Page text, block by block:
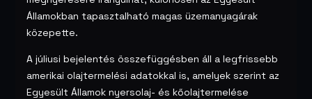
Államokban tapasztalható magas üzemanyagárak
közepette.
A júliusi bejelentés összefüggésben áll a legfrissebb
amerikai olajtermelési adatokkal is, amelyek szerint az
Egyesült Államok nyersolaj- és kőolajtermelése